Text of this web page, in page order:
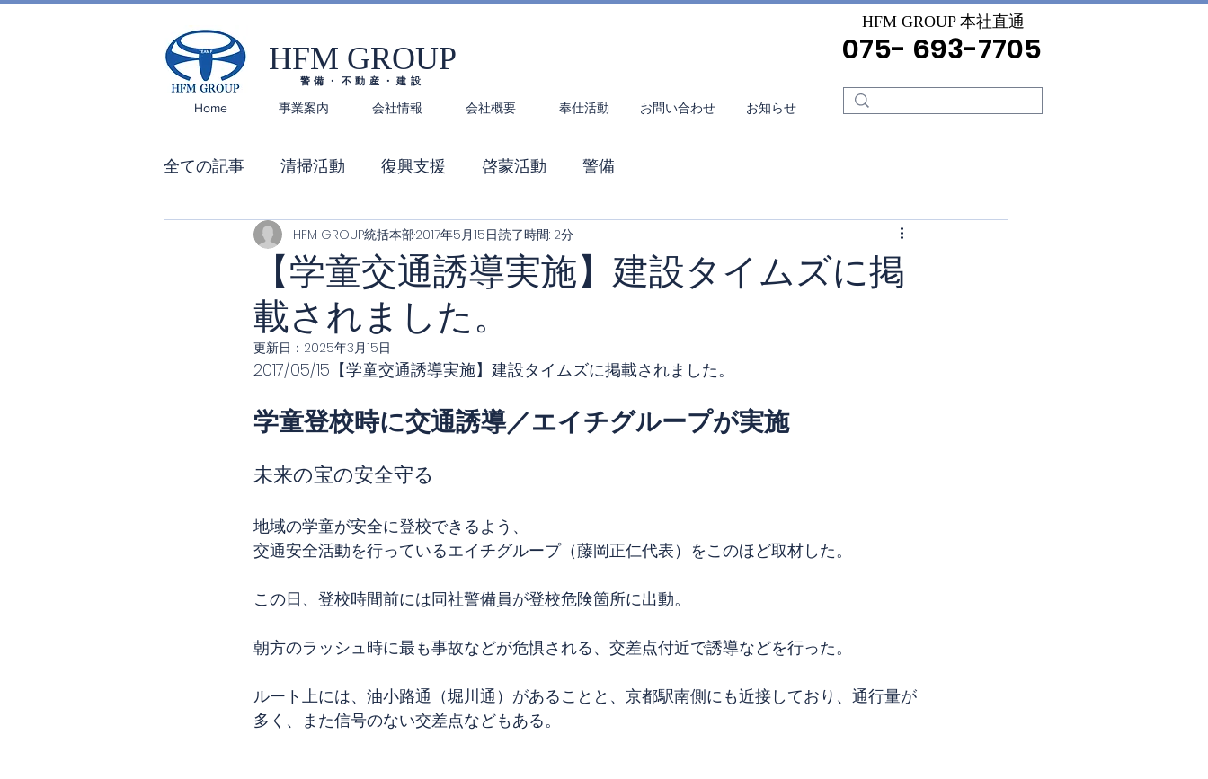
HFM GROUP
警備・不動産・建設
075- 693-7705
HFM GROUP 本社直通
Home 事業案内 会社情報 会社概要 奉仕活動 お問い合わせ お知らせ
全ての記事 清掃活動 復興支援 啓蒙活動 警備
【学童交通誘導実施】建設タイムズに掲
載されました。
HFM GROUP統括本部2017年5月15日読了時間: 2分
更新日： 2025年3月15日
2017/05/15【学童交通誘導実施】建設タイムズに掲載されました。
学童登校時に交通誘導／エイチグループが実施
未来の宝の安全守る
地域の学童が安全に登校できるよう、
交通安全活動を行っているエイチグループ（藤岡正仁代表）をこのほど取材した。
この日、登校時間前には同社警備員が登校危険箇所に出動。
朝方のラッシュ時に最も事故などが危惧される、交差点付近で誘導などを行った。
ルート上には、油小路通（堀川通）があることと、京都駅南側にも近接しており、通行量が
多く、また信号のない交差点などもある。